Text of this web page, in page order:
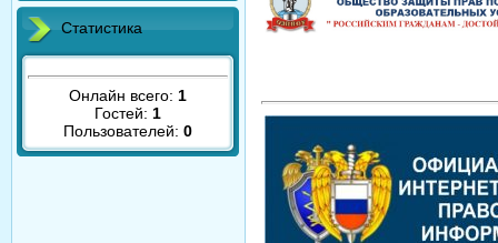
Статистика
Онлайн всего: 1
Гостей: 1
Пользователей: 0